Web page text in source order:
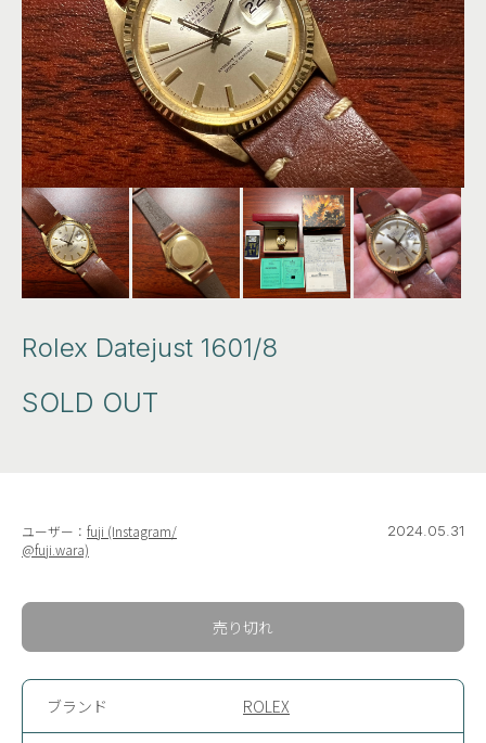
Rolex Datejust 1601/8
SOLD OUT
ユーザー： fuji (Instagram/
@fuji.wara)
2024.05.31
売り切れ
ブランド ROLEX
FRANCK MULLER CITIZEN
FREDERIQUE CONSTANT HAMILTON
HERMES HUBLOT IWC
JAEGER-LECOULTRE LONGINES OMEGA
PANERAI PATEK PHILIPPE ROLEX SEIKO
SWATCH TAGHEUER TISSOT ZENITH
OTHER